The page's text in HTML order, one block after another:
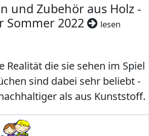
und Zubehör aus Holz -
Sommer 2022
lesen
Realität die sie sehen im Spiel
sind dabei sehr beliebt -
als aus Kunststoff.